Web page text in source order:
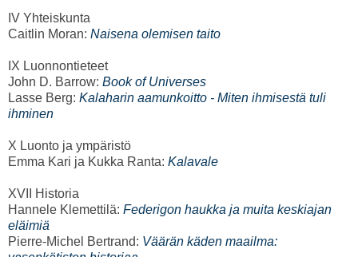
IV Yhteiskunta
Caitlin Moran: Naisena olemisen taito
IX Luonnontieteet
John D. Barrow: Book of Universes
Lasse Berg: Kalaharin aamunkoitto - Miten ihmisestä tuli
ihminen
X Luonto ja ympäristö
Emma Kari ja Kukka Ranta: Kalavale
XVII Historia
Hannele Klemettilä: Federigon haukka ja muita keskiajan
eläimiä
Pierre-Michel Bertrand: Väärän käden maailma: